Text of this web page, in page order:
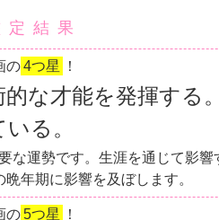
結果
の4つ星 ！
な才能を発揮する
る。
な運勢です。生涯を通じて影響
年期に影響を及ぼします。
の5つ星 ！